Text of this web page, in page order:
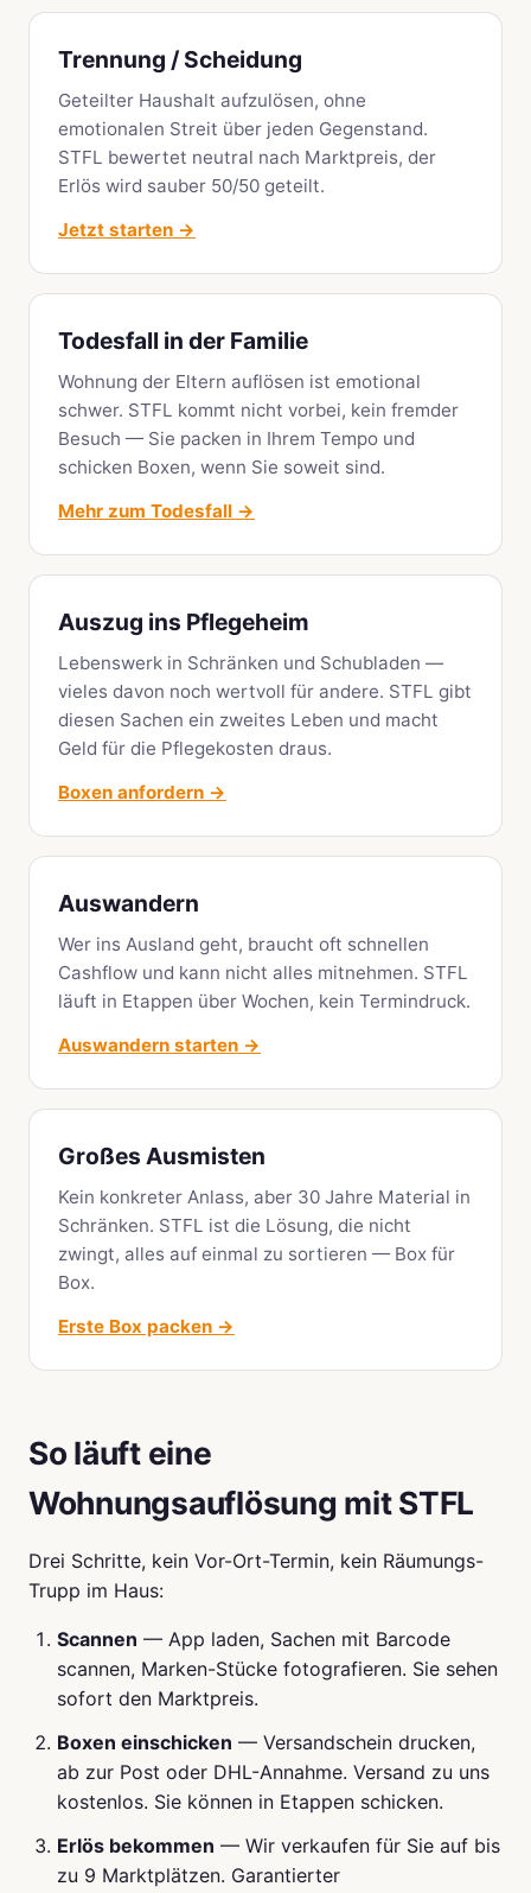
Trennung / Scheidung
Geteilter Haushalt aufzulösen, ohne
emotionalen Streit über jeden Gegenstand.
STFL bewertet neutral nach Marktpreis, der
Erlös wird sauber 50/50 geteilt.
Jetzt starten →
Todesfall in der Familie
Wohnung der Eltern auflösen ist emotional
schwer. STFL kommt nicht vorbei, kein fremder
Besuch — Sie packen in Ihrem Tempo und
schicken Boxen, wenn Sie soweit sind.
Mehr zum Todesfall →
Auszug ins Pflegeheim
Lebenswerk in Schränken und Schubladen —
vieles davon noch wertvoll für andere. STFL gibt
diesen Sachen ein zweites Leben und macht
Geld für die Pflegekosten draus.
Boxen anfordern →
Auswandern
Wer ins Ausland geht, braucht oft schnellen
Cashflow und kann nicht alles mitnehmen. STFL
läuft in Etappen über Wochen, kein Termindruck.
Auswandern starten →
Großes Ausmisten
Kein konkreter Anlass, aber 30 Jahre Material in
Schränken. STFL ist die Lösung, die nicht
zwingt, alles auf einmal zu sortieren — Box für
Box.
Erste Box packen →
So läuft eine
Wohnungsauflösung mit STFL
Drei Schritte, kein Vor-Ort-Termin, kein Räumungs-
Trupp im Haus:
Scannen — App laden, Sachen mit Barcode
scannen, Marken-Stücke fotografieren. Sie sehen
sofort den Marktpreis.
Boxen einschicken — Versandschein drucken,
ab zur Post oder DHL-Annahme. Versand zu uns
kostenlos. Sie können in Etappen schicken.
Erlös bekommen — Wir verkaufen für Sie auf bis
zu 9 Marktplätzen. Garantierter